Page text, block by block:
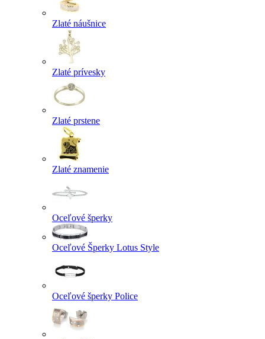
Zlaté náušnice
Zlaté prívesky
Zlaté prstene
Zlaté znamenie
Oceľové šperky
Oceľové Šperky Lotus Style
Oceľové šperky Police